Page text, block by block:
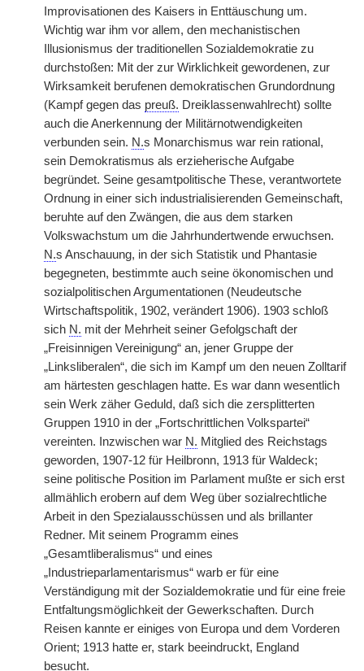
Improvisationen des Kaisers in Enttäuschung um.
Wichtig war ihm vor allem, den mechanistischen
Illusionismus der traditionellen Sozialdemokratie zu
durchstoßen: Mit der zur Wirklichkeit gewordenen, zur
Wirksamkeit berufenen demokratischen Grundordnung
(Kampf gegen das preuß. Dreiklassenwahlrecht) sollte
auch die Anerkennung der Militärnotwendigkeiten
verbunden sein. N.s Monarchismus war rein rational,
sein Demokratismus als erzieherische Aufgabe
begründet. Seine gesamtpolitische These, verantwortete
Ordnung in einer sich industrialisierenden Gemeinschaft,
beruhte auf den Zwängen, die aus dem starken
Volkswachstum um die Jahrhundertwende erwuchsen.
N.s Anschauung, in der sich Statistik und Phantasie
begegneten, bestimmte auch seine ökonomischen und
sozialpolitischen Argumentationen (Neudeutsche
Wirtschaftspolitik, 1902, verändert 1906). 1903 schloß
sich N. mit der Mehrheit seiner Gefolgschaft der
„Freisinnigen Vereinigung“ an, jener Gruppe der
„Linksliberalen“, die sich im Kampf um den neuen Zolltarif
am härtesten geschlagen hatte. Es war dann wesentlich
sein Werk zäher Geduld, daß sich die zersplitterten
Gruppen 1910 in der „Fortschrittlichen Volkspartei“
vereinten. Inzwischen war N. Mitglied des Reichstags
geworden, 1907-12 für Heilbronn, 1913 für Waldeck;
seine politische Position im Parlament mußte er sich erst
allmählich erobern auf dem Weg über sozialrechtliche
Arbeit in den Spezialausschüssen und als brillanter
Redner. Mit seinem Programm eines
„Gesamtliberalismus“ und eines
„Industrieparlamentarismus“ warb er für eine
Verständigung mit der Sozialdemokratie und für eine freie
Entfaltungsmöglichkeit der Gewerkschaften. Durch
Reisen kannte er einiges von Europa und dem Vorderen
Orient; 1913 hatte er, stark beeindruckt, England
besucht.